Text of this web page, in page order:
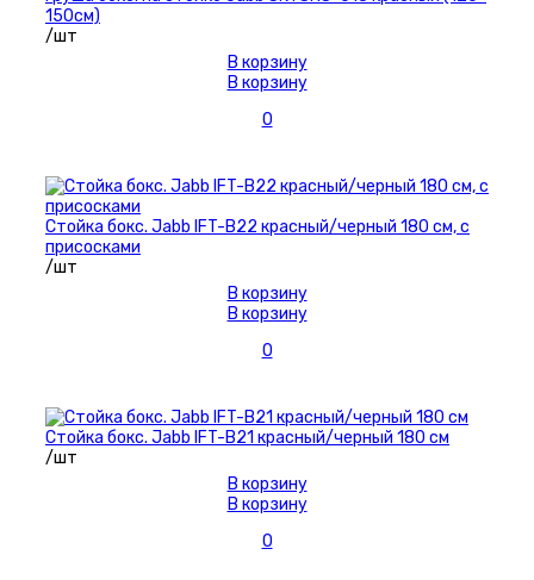
150см)
/шт
В корзину
В корзину
0
Стойка бокс. Jabb IFT-B22 красный/черный 180 см, с
присосками
/шт
В корзину
В корзину
0
Стойка бокс. Jabb IFT-B21 красный/черный 180 см
/шт
В корзину
В корзину
0